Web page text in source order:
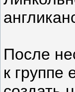
После
к группе